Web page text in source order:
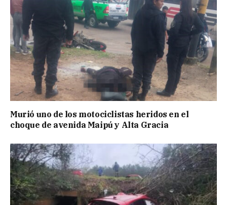
Murió uno de los motociclistas heridos en el
choque de avenida Maipú y Alta Gracia